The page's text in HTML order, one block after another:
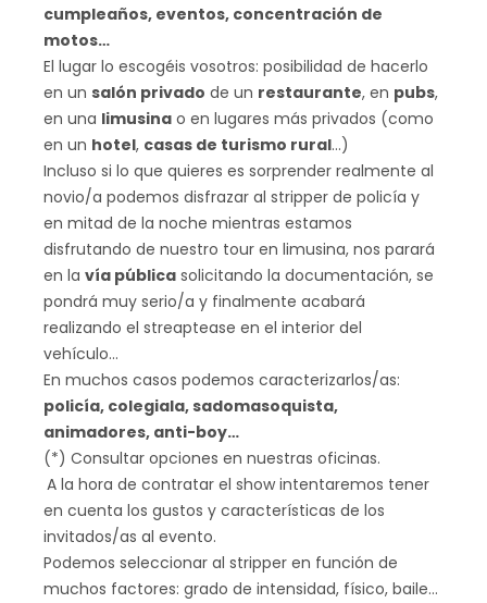
cumpleaños, eventos, concentración de
motos…
El lugar lo escogéis vosotros: posibilidad de hacerlo
en un salón privado de un restaurante, en pubs,
en una limusina o en lugares más privados (como
en un hotel, casas de turismo rural…)
Incluso si lo que quieres es sorprender realmente al
novio/a podemos disfrazar al stripper de policía y
en mitad de la noche mientras estamos
disfrutando de nuestro tour en limusina, nos parará
en la vía pública solicitando la documentación, se
pondrá muy serio/a y finalmente acabará
realizando el streaptease en el interior del
vehículo…
En muchos casos podemos caracterizarlos/as:
policía, colegiala, sadomasoquista,
animadores, anti-boy…
(*) Consultar opciones en nuestras oficinas.
A la hora de contratar el show intentaremos tener
en cuenta los gustos y características de los
invitados/as al evento.
Podemos seleccionar al stripper en función de
muchos factores: grado de intensidad, físico, baile…